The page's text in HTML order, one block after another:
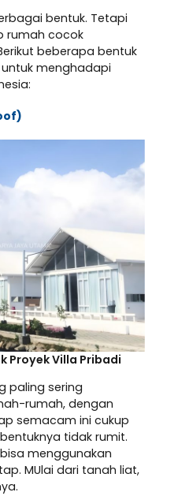
bentuk. Tetapi
rumah cocok
beberapa bentuk
menghadapi
Proyek Villa Pribadi
paling sering
rumah, dengan
semacam ini cukup
tidak rumit.
menggunakan
MUlai dari tanah liat,